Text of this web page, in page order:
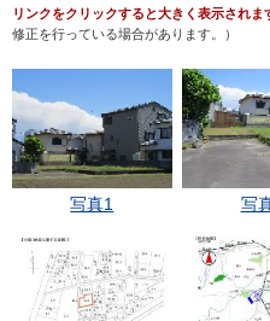
リンクをクリックすると大きく表示されま
修正を行っている場合があります。）
写真1 写